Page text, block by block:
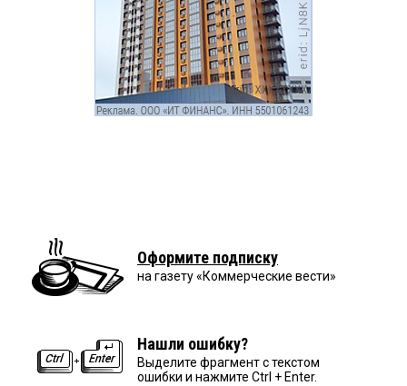
Оформите подписку
на газету «Коммерческие вести»
Нашли ошибку?
Выделите фрагмент с текстом
ошибки и нажмите Ctrl + Enter.